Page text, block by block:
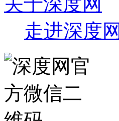
走进深度网